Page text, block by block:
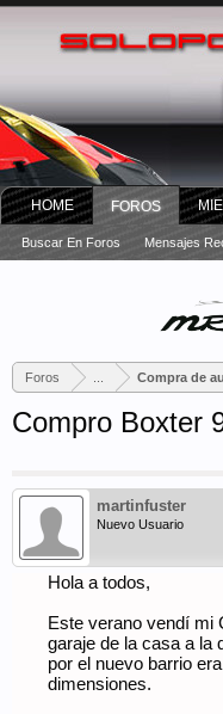
Foros Compra de
Compro Boxter
martinfuster
Nuevo Usuario
Hola a todos,
Este verano vendí mi
garaje de la casa a la
por el nuevo barrio
dimensiones.
HOME FOROS
Buscar En Foros Mensajes